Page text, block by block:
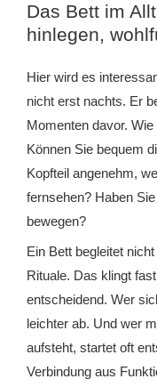
Das Bett im
hinlegen,
Hier wird es
nicht erst nachts. Er
Momenten davor.
Können Sie bequem
Kopfteil angenehm,
fernsehen? Haben
bewegen?
Ein Bett begleitet
Rituale. Das klingt
entscheidend. Wer
leichter ab. Und wer
aufsteht, startet oft
Verbindung aus